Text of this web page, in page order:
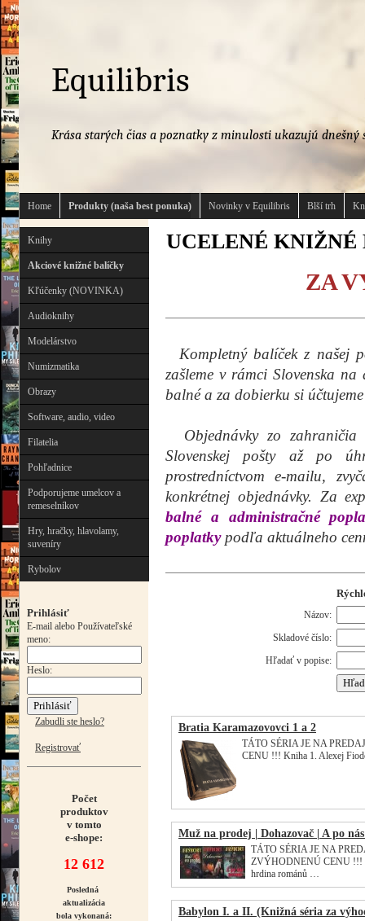
Equilibris
Krása starých čias a poznatky z minulosti ukazujú dnešný
Home Produkty (naša best ponuka) Novinky v Equilibris Blší trh
Knihy
Akciové knižné balíčky
Kľúčenky (NOVINKA)
Audioknihy
Modelárstvo
Numizmatika
Obrazy
Software, audio, video
Filatelia
Pohľadnice
Podporujeme umelcov a
remeselníkov
Hry, hračky, hlavolamy,
suveníry
Rybolov
Prihlásiť
E-mail alebo Používateľské
meno:
Heslo:
Zabudli ste heslo?
Registrovať
Počet
produktov
v tomto
e-shope:
12 612
Posledná
aktualizácia
bola vykonaná:
UCELENÉ KNIŽNÉ
ZA
Kompletný balíček z našej
zašleme v rámci Slovenska
balné a za dobierku si
Objednávky zo zahraničia
Slovenskej pošty až po
prostredníctvom e-mailu,
konkrétnej objednávky. Za
balné a administračné
poplatky podľa aktuálneho
Názov:
Skladové číslo:
Hľadať v popise:
Bratia Karamazovovci 1 a 2
TÁTO SÉRIA JE NA
CENU !!! Kniha 1. Alexej
Muž na prodej | Dohazovač | A po
TÁTO SÉRIA JE NA
ZVÝHODNENÚ CENU !!!
hrdina románů …
Babylon I. a II. (Knižná séria za